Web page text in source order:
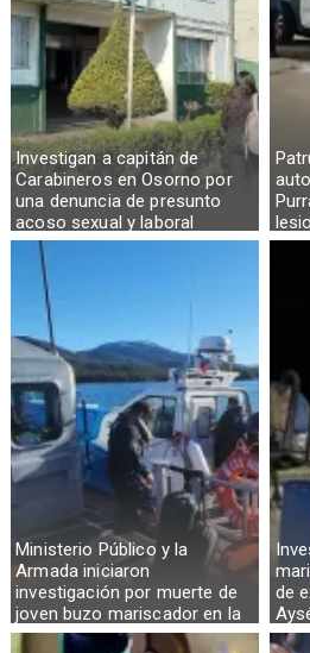
Investigan a capitán de
Carabineros en Osorno por
una denuncia de presunto
acoso sexual y laboral
Ministerio Público y la
Armada iniciaron
investigación por muerte de
joven buzo mariscador en la
Región de Aysén
de